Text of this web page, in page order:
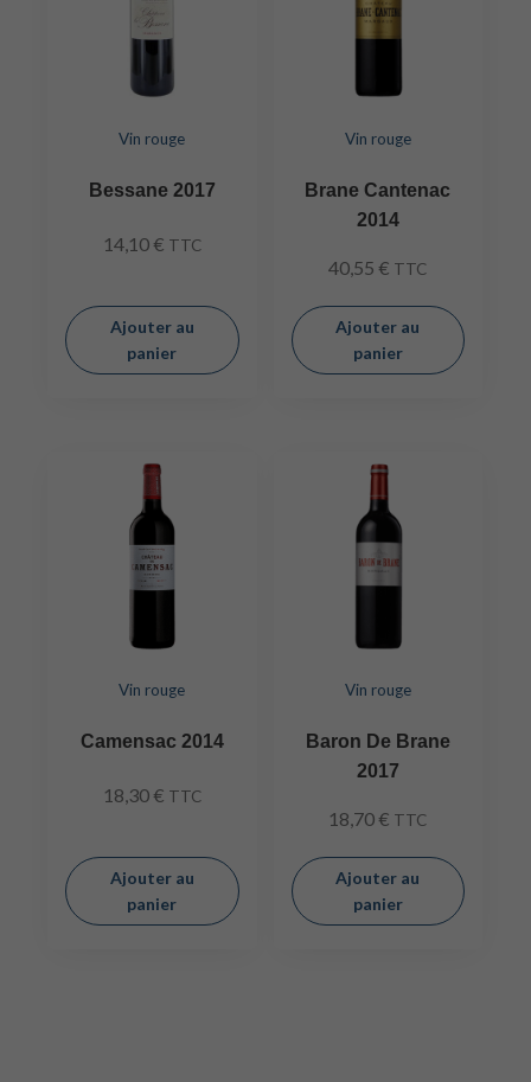
Vin rouge
Bessane 2017
14,10 € TTC
Ajouter au
panier
Vin rouge
Brane Cantenac
2014
40,55 € TTC
Ajouter au
panier
Vin rouge
Camensac 2014
18,30 € TTC
Ajouter au
panier
Vin rouge
Baron De Brane
2017
18,70 € TTC
Ajouter au
panier